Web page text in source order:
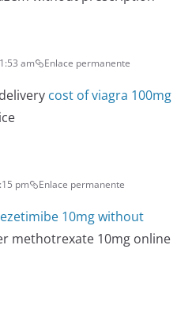
am Enlace permanente
cost of viagra 100mg
pm Enlace permanente
ezetimibe 10mg without
methotrexate 10mg online